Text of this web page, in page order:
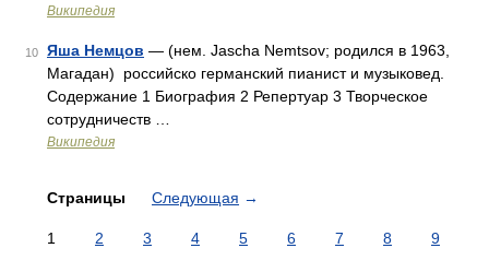
Википедия
10 Яша Немцов — (нем. Jascha Nemtsov; родился в 1963,
Магадан) российско германский пианист и музыковед.
Содержание 1 Биография 2 Репертуар 3 Творческое
сотрудничеств …
Википедия
Страницы Следующая →
1 2 3 4 5 6 7 8
9